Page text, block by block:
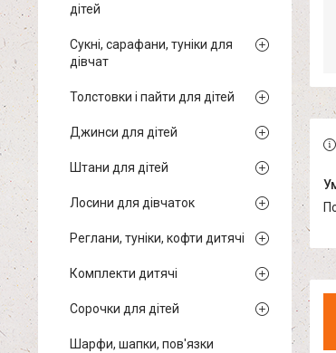
дітей
Сукні, сарафани, туніки для
дівчат
Толстовки і пайти для дітей
Джинси для дітей
Штани для дітей
Лосини для дівчаток
Реглани, туніки, кофти дитячі
Комплекти дитячі
Сорочки для дітей
Шарфи, шапки, пов'язки